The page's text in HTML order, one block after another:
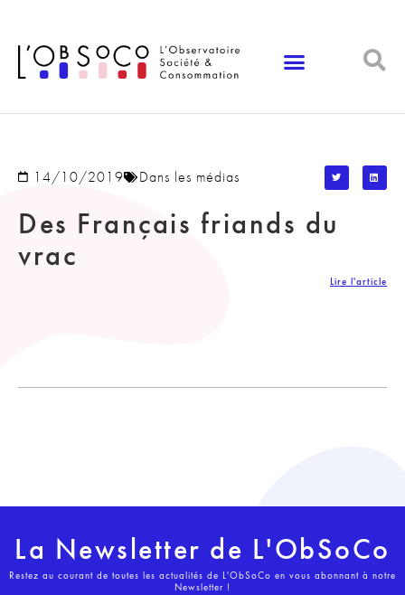
14/10/2019 Dans les médias
Des Français friands du
vrac
Lire l'article
La Newsletter de L'ObSoCo
Restez au courant de toutes les actualités de L'ObSoCo en vous abonnant à notre
Newsletter !